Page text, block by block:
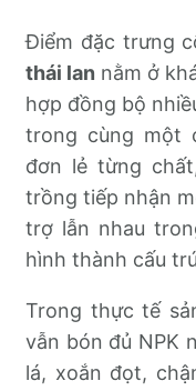
Điểm đặc trưng
thái lan nằm ở
hợp đồng bộ
trong cùng một
đơn lẻ từng
trồng tiếp nhận
trợ lẫn nhau
hình thành cấu
Trong thực tế
vẫn bón đủ NPK
lá, xoắn đọt,